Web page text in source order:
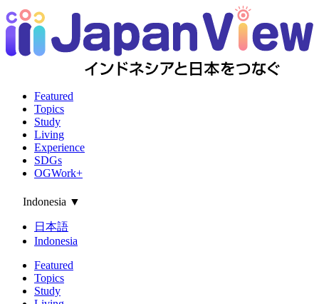
Featured
Topics
Study
Living
Experience
SDGs
OGWork+
Indonesia ▼
日本語
Indonesia
Featured
Topics
Study